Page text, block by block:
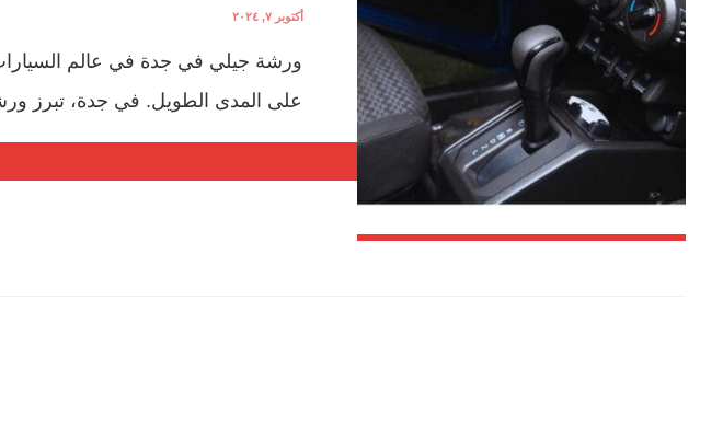
أكتوبر ٧, ٢٠٢٤
ورشة جيلي في جدة في عالم السيارات،
على المدى الطويل. في جدة، تبرز